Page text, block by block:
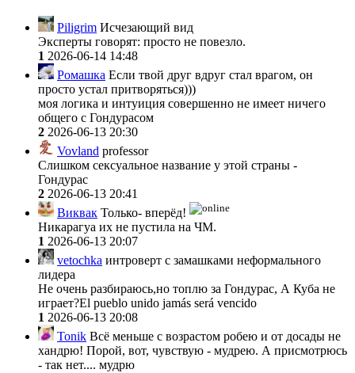
Piligrim Исчезающий вид
Эксперты говорят: просто не повезло.
1 2026-06-14 14:48
Ромашка Если твой друг вдруг стал врагом, он
просто устал притворяться)))
моя логика и интуиция совершенно не имеет ничего
общего с Гондурасом
2 2026-06-13 20:30
Vovland professor
Слишком сексуальное название у этой страны -
Гондурас
2 2026-06-13 20:41
Виквак Только- вперёд!
Никарагуа их не пустила на ЧМ.
1 2026-06-13 20:07
vetochka интроверт с замашками неформального
лидера
Не очень разбираюсь,но топлю за Гондурас, А Куба не
играет?El pueblo unido jamás será vencido
1 2026-06-13 20:08
Tonik Всё меньше с возрастом робею и от досады не
хандрю! Порой, вот, чувствую - мудрею. А присмотрюсь
- так нет.... мудрю